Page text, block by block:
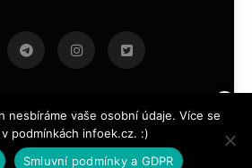
By BlazeThemes .
nesbíráme vaše osobní údaje. Více se
podmínkách infoek.cz. :)
Smluvní podmínky a GDPR